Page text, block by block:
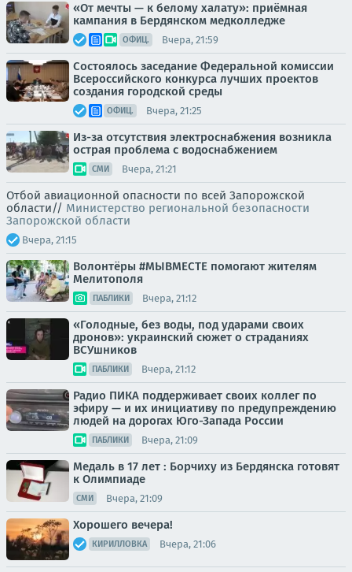
«От мечты — к белому халату»: приёмная
кампания в Бердянском медколледже
ОФИЦ. Вчера, 21:59
Состоялось заседание Федеральной комиссии
Всероссийского конкурса лучших проектов
создания городской среды
ОФИЦ. Вчера, 21:25
Из-за отсутствия электроснабжения возникла
острая проблема с водоснабжением
СМИ Вчера, 21:21
Отбой авиационной опасности по всей Запорожской
области// Министерство региональной безопасности
Запорожской области
Вчера, 21:15
Волонтёры #МЫВМЕСТЕ помогают жителям
Мелитополя
ПАБЛИКИ Вчера, 21:12
«Голодные, без воды, под ударами своих
дронов»: украинский сюжет о страданиях
ВСУшников
ПАБЛИКИ Вчера, 21:12
Радио ПИКА поддерживает своих коллег по
эфиру — и их инициативу по предупреждению
людей на дорогах Юго-Запада России
ПАБЛИКИ Вчера, 21:09
Медаль в 17 лет : Борчиху из Бердянска готовят
к Олимпиаде
СМИ Вчера, 21:09
Хорошего вечера!
КИРИЛЛОВКА Вчера, 21:06